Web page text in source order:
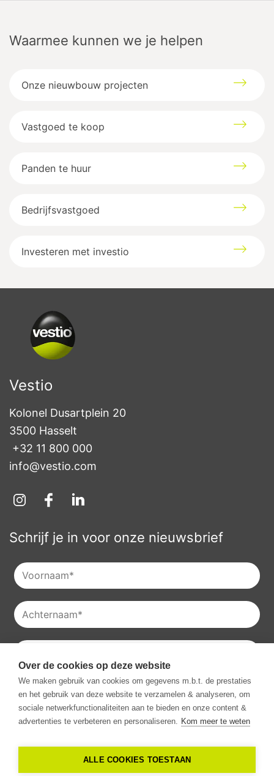
Kantoorgebouw van 200 m² nabij de Corda
3500
Hasselt
Waarmee kunnen we je helpen
Onze nieuwbouw projecten
Vastgoed te koop
Panden te huur
Bedrijfsvastgoed
Investeren met investio
Vestio
Kolonel Dusartplein 20
3500 Hasselt
+32 11 800 000
info@vestio.com
Schrijf je in voor onze nieuwsbrief
Je kan onzeprivacyverklaringraadplegen en je kan je ook
altijd uitschrijven voor onze nieuwsbrieven.
Ik ga akkoord met het ontvangen van communicatie van
Vestio.*
Over de cookies op deze website
We maken gebruik van cookies om gegevens m.b.t. de prestaties
en het gebruik van deze website te verzamelen & analyseren, om
sociale netwerkfunctionaliteiten aan te bieden en onze content &
advertenties te verbeteren en personaliseren. Kom meer te weten
ALLE COOKIES TOESTAAN